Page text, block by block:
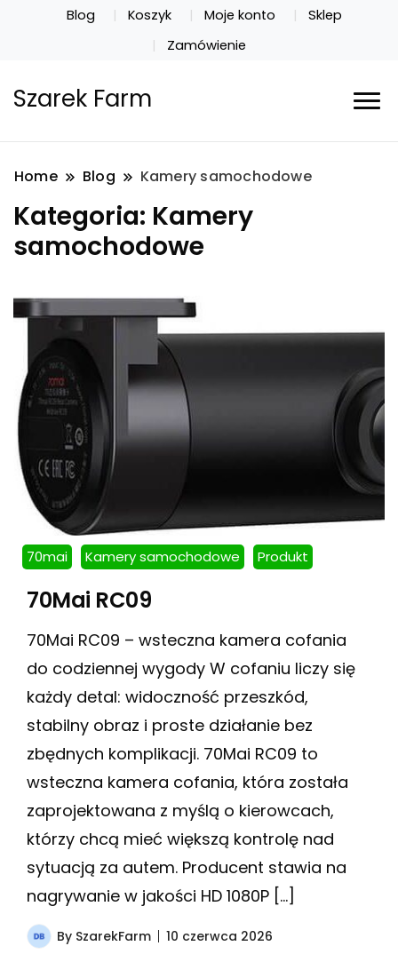
Blog Koszyk Moje konto
Sklep
Zamówienie
Szarek Farm
Home Blog Kamery samochodowe
Kategoria: Kamery
samochodowe
70mai Kamery samochodowe Produkt
70Mai RC09
70Mai RC09 – wsteczna kamera cofania
do codziennej wygody W cofaniu liczy się
każdy detal: widoczność przeszkód,
stabilny obraz i proste działanie bez
zbędnych komplikacji. 70Mai RC09 to
wsteczna kamera cofania, która została
zaprojektowana z myślą o kierowcach,
którzy chcą mieć większą kontrolę nad
sytuacją za autem. Producent stawia na
nagrywanie w jakości HD 1080P […]
By SzarekFarm 10 czerwca 2026